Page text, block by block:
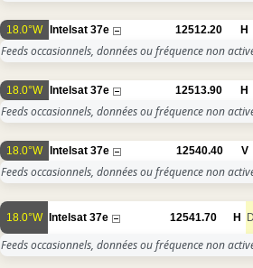
18.0°W Intelsat 37e 12512.20 H
Feeds occasionnels, données ou fréquence non
18.0°W Intelsat 37e 12513.90 H
Feeds occasionnels, données ou fréquence non
18.0°W Intelsat 37e 12540.40 V
Feeds occasionnels, données ou fréquence non
18.0°W Intelsat 37e 12541.70 H
Feeds occasionnels, données ou fréquence non